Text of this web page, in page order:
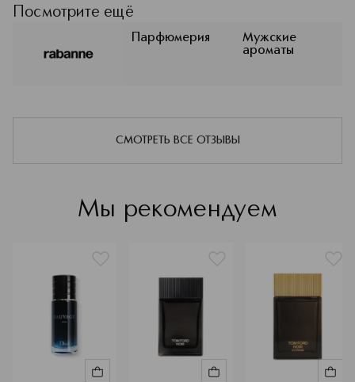
десятилетий бренд Rabanne
прокладывает путь в мире высокой
моды и парфюмерии.
Прославленный своими смелыми
границы самовыражения. Дерзкий,
заряжающий силой и энергией -
осмеливается выражать себя.
Посмотрите ещё
Парфюмерия
Мужские
ароматы
СМОТРЕТЬ ВСЕ ОТЗЫВЫ
Мы рекомендуем